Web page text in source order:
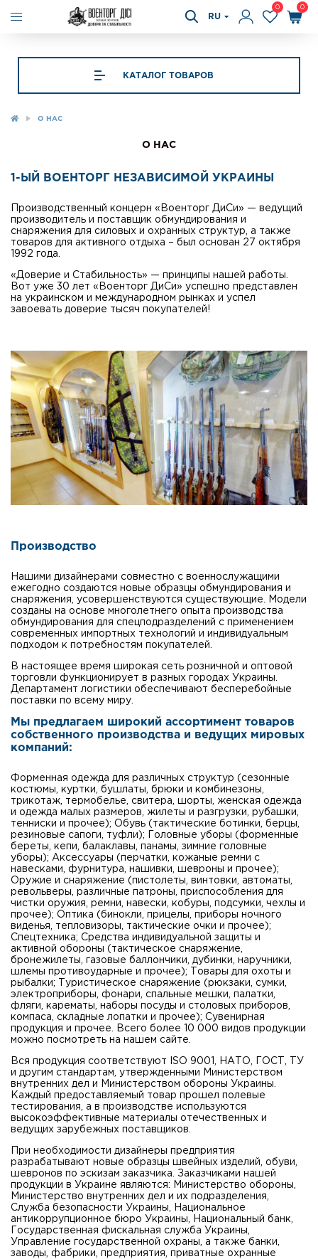
RU
0 0
КАТАЛОГ ТОВАРОВ
О НАС
О НАС
1-ЫЙ ВОЕНТОРГ НЕЗАВИСИМОЙ УКРАИНЫ
Производственный концерн «Военторг ДиСи» — ведущий
производитель и поставщик обмундирования и
снаряжения для силовых и охранных структур, а также
товаров для активного отдыха – был основан 27 октября
1992 года.
«Доверие и Стабильность» — принципы нашей работы.
Вот уже 30 лет «Военторг ДиСи» успешно представлен
на украинском и международном рынках и успел
завоевать доверие тысяч покупателей!
Производство
Нашими дизайнерами совместно с военнослужащими
ежегодно создаются новые образцы обмундирования и
снаряжения, усовершенствуются существующие. Модели
созданы на основе многолетнего опыта производства
обмундирования для спецподразделений с применением
современных импортных технологий и индивидуальным
подходом к потребностям покупателей.
В настоящее время широкая сеть розничной и оптовой
торговли функционирует в разных городах Украины.
Департамент логистики обеспечивают бесперебойные
поставки по всему миру.
Мы предлагаем широкий ассортимент товаров
собственного производства и ведущих мировых
компаний:
Форменная одежда для различных структур (сезонные
костюмы, куртки, бушлаты, брюки и комбинезоны,
трикотаж, термобелье, свитера, шорты, женская одежда
и одежда малых размеров, жилеты и разгрузки, рубашки,
тенниски и прочее); Обувь (тактические ботинки, берцы,
резиновые сапоги, туфли); Головные уборы (форменные
береты, кепи, балаклавы, панамы, зимние головные
уборы); Аксессуары (перчатки, кожаные ремни с
навесками, фурнитура, нашивки, шевроны и прочее);
Оружие и снаряжение (пистолеты, винтовки, автоматы,
револьверы, различные патроны, приспособления для
чистки оружия, ремни, навески, кобуры, подсумки, чехлы и
прочее); Оптика (бинокли, прицелы, приборы ночного
виденья, тепловизоры, тактические очки и прочее);
Спецтехника; Средства индивидуальной защиты и
активной обороны (тактическое снаряжение,
бронежилеты, газовые баллончики, дубинки, наручники,
шлемы противоударные и прочее); Товары для охоты и
рыбалки; Туристическое снаряжение (рюкзаки, сумки,
электроприборы, фонари, спальные мешки, палатки,
фляги, карематы, наборы посуды и столовых приборов,
компаса, складные лопатки и прочее); Сувенирная
продукция и прочее. Всего более 10 000 видов продукции
можно посмотреть на нашем сайте.
Вся продукция соответствуют ISO 9001, НАТО, ГОСТ, ТУ
и другим стандартам, утвержденными Министерством
внутренних дел и Министерством обороны Украины.
Каждый предоставляемый товар прошел полевые
тестирования, а в производстве используются
высокоэффективные материалы отечественных и
ведущих зарубежных поставщиков.
При необходимости дизайнеры предприятия
разрабатывают новые образцы швейных изделий, обуви,
шевронов по эскизам заказчика. Заказчиками нашей
продукции в Украине являются: Министерство обороны,
Министерство внутренних дел и их подразделения,
Служба безопасности Украины, Национальное
антикоррупционное бюро Украины, Национальный банк,
Государственная фискальная служба Украины,
Управление государственной охраны, а также банки,
заводы, фабрики, предприятия, приватные охранные